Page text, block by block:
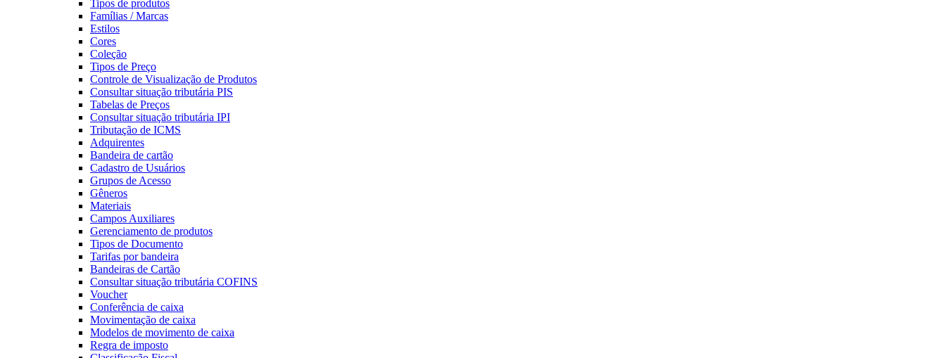
Tipos de produtos
Famílias / Marcas
Estilos
Cores
Coleção
Tipos de Preço
Controle de Visualização de Produtos
Consultar situação tributária PIS
Tabelas de Preços
Consultar situação tributária IPI
Tributação de ICMS
Adquirentes
Bandeira de cartão
Cadastro de Usuários
Grupos de Acesso
Gêneros
Materiais
Campos Auxiliares
Gerenciamento de produtos
Tipos de Documento
Tarifas por bandeira
Bandeiras de Cartão
Consultar situação tributária COFINS
Voucher
Conferência de caixa
Movimentação de caixa
Modelos de movimento de caixa
Regra de imposto